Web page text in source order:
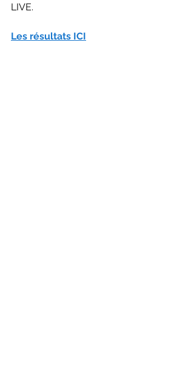
LIVE.
Les résultats ICI